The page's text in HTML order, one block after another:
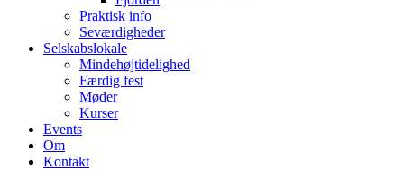
Praktisk info
Seværdigheder
Selskabslokale
Mindehøjtidelighed
Færdig fest
Møder
Kurser
Events
Om
Kontakt